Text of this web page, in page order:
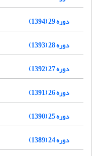
دوره 29 (1394)
دوره 28 (1393)
دوره 27 (1392)
دوره 26 (1391)
دوره 25 (1390)
دوره 24 (1389)